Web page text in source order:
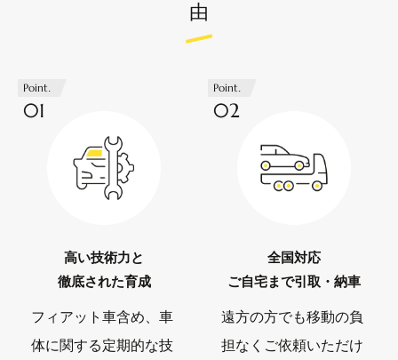
由
Point.
01
高い技術力と
徹底された育成
フィアット車含め、車
体に関する定期的な技
Point.
02
全国対応
ご自宅まで引取・納車
遠方の方でも移動の負
担なくご依頼いただけ